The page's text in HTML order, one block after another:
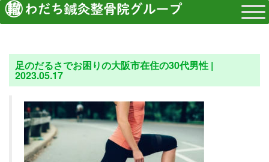
足のだるさでお困りの大阪市在住の30代男性 |
2023.05.17